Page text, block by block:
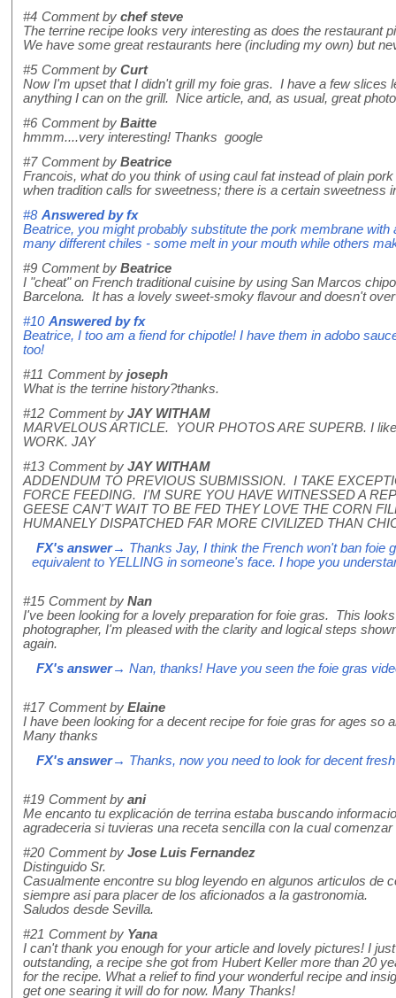
#4 Comment by chef steve
The terrine recipe looks very interesting as does the restaurant
We have some great restaurants here (including my own) but
#5 Comment by Curt
Now I'm upset that I didn't grill my foie gras. I have a few slices
anything I can on the grill. Nice article, and, as usual, great
#6 Comment by Baitte
hmmm....very interesting! Thanks google
#7 Comment by Beatrice
Francois, what do you think of using caul fat instead of plain
when tradition calls for sweetness; there is a certain sweetness
#8 Answered byfx
Beatrice, you might probably substitute the pork membrane
many different chiles - some melt in your mouth while others
#9 Comment by Beatrice
I "cheat" on French traditional cuisine by using San Marcos
Barcelona. It has a lovely sweet-smoky flavour and doesn't
#10 Answered byfx
Beatrice, I too am a fiend for chipotle! I have them in adobo
too!
#11 Comment by joseph
What is the terrine history?thanks.
#12 Comment by JAY WITHAM
MARVELOUS ARTICLE. YOUR PHOTOS ARE SUPERB. I
WORK. JAY
#13 Comment by JAY WITHAM
ADDENDUM TO PREVIOUS SUBMISSION. I TAKE
FORCE FEEDING. I'M SURE YOU HAVE WITNESSED A
GEESE CAN'T WAIT TO BE FED THEY LOVE THE CORN
HUMANELY DISPATCHED FAR MORE CIVILIZED THAN
FX's answer→ Thanks Jay, I think the French won't ban foie
equivalent to YELLING in someone's face. I hope you
#15 Comment by Nan
I've been looking for a lovely preparation for foie gras. This
photographer, I'm pleased with the clarity and logical steps
again.
FX's answer→ Nan, thanks! Have you seen the foie gras
#17 Comment by Elaine
I have been looking for a decent recipe for foie gras for ages
Many thanks
FX's answer→ Thanks, now you need to look for decent
#19 Comment by ani
Me encanto tu explicación de terrina estaba buscando
agradeceria si tuvieras una receta sencilla con la cual
#20 Comment by Jose Luis Fernandez
Distinguido Sr.
Casualmente encontre su blog leyendo en algunos articulos de
siempre asi para placer de los aficionados a la gastronomia.
Saludos desde Sevilla.
#21 Comment by Yana
I can't thank you enough for your article and lovely pictures! I
outstanding, a recipe she got from Hubert Keller more than 20
for the recipe. What a relief to find your wonderful recipe and
get one searing it will do for now. Many Thanks!